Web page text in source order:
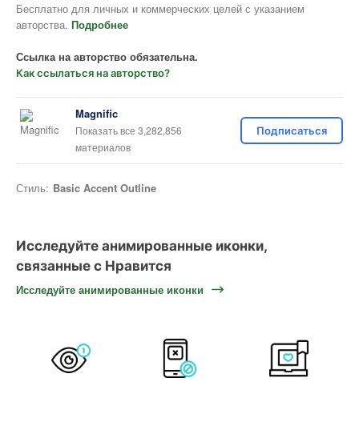
Бесплатно для личных и коммерческих целей с указанием
авторства. Подробнее
Ссылка на авторство обязательна.
Как ссылаться на авторство?
Magnific
Показать все 3,282,856
материалов
Подписаться
Стиль: Basic Accent Outline
Исследуйте анимированные иконки,
связанные с Нравится
Исследуйте анимированные иконки